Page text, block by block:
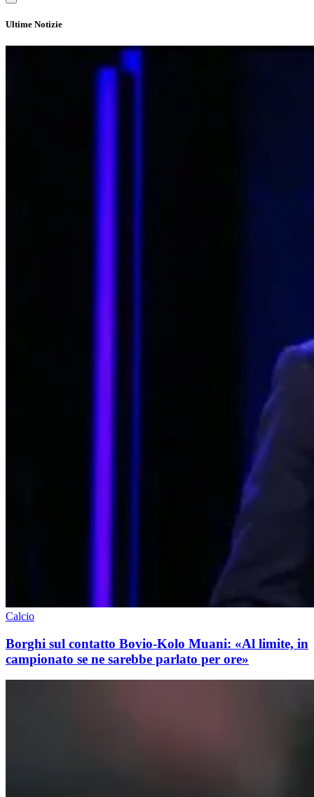
Ultime Notizie
Calcio
Borghi sul contatto Bovio-Kolo Muani: «Al limite, in
campionato se ne sarebbe parlato per ore»